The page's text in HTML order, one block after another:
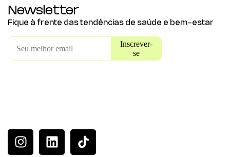
Newsletter
Fique à frente das tendências de saúde e bem-estar